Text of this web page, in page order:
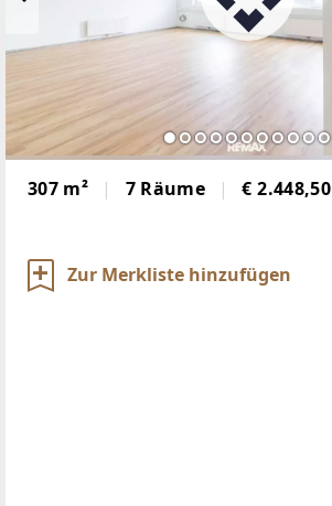
307 m² 7 Räume € 2.448,50
Zur Merkliste hinzufügen